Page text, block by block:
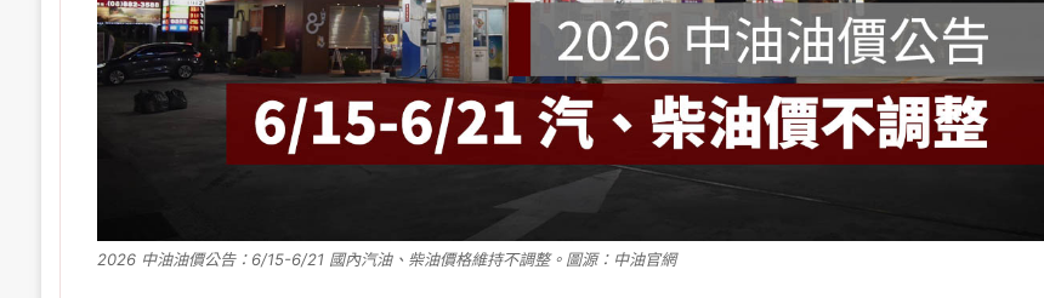
2026 中油油價公告：6/15-6/21 國內汽油、柴油價格維持不調整。圖源：中油官網